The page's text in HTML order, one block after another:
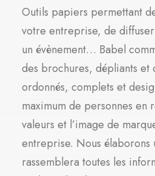
Outils papiers permettant
votre entreprise, de
un évènement… Babel
des brochures, dépliants et
ordonnés, complets et
maximum de personnes en
valeurs et l’image de
entreprise. Nous élaborons
rassemblera toutes les